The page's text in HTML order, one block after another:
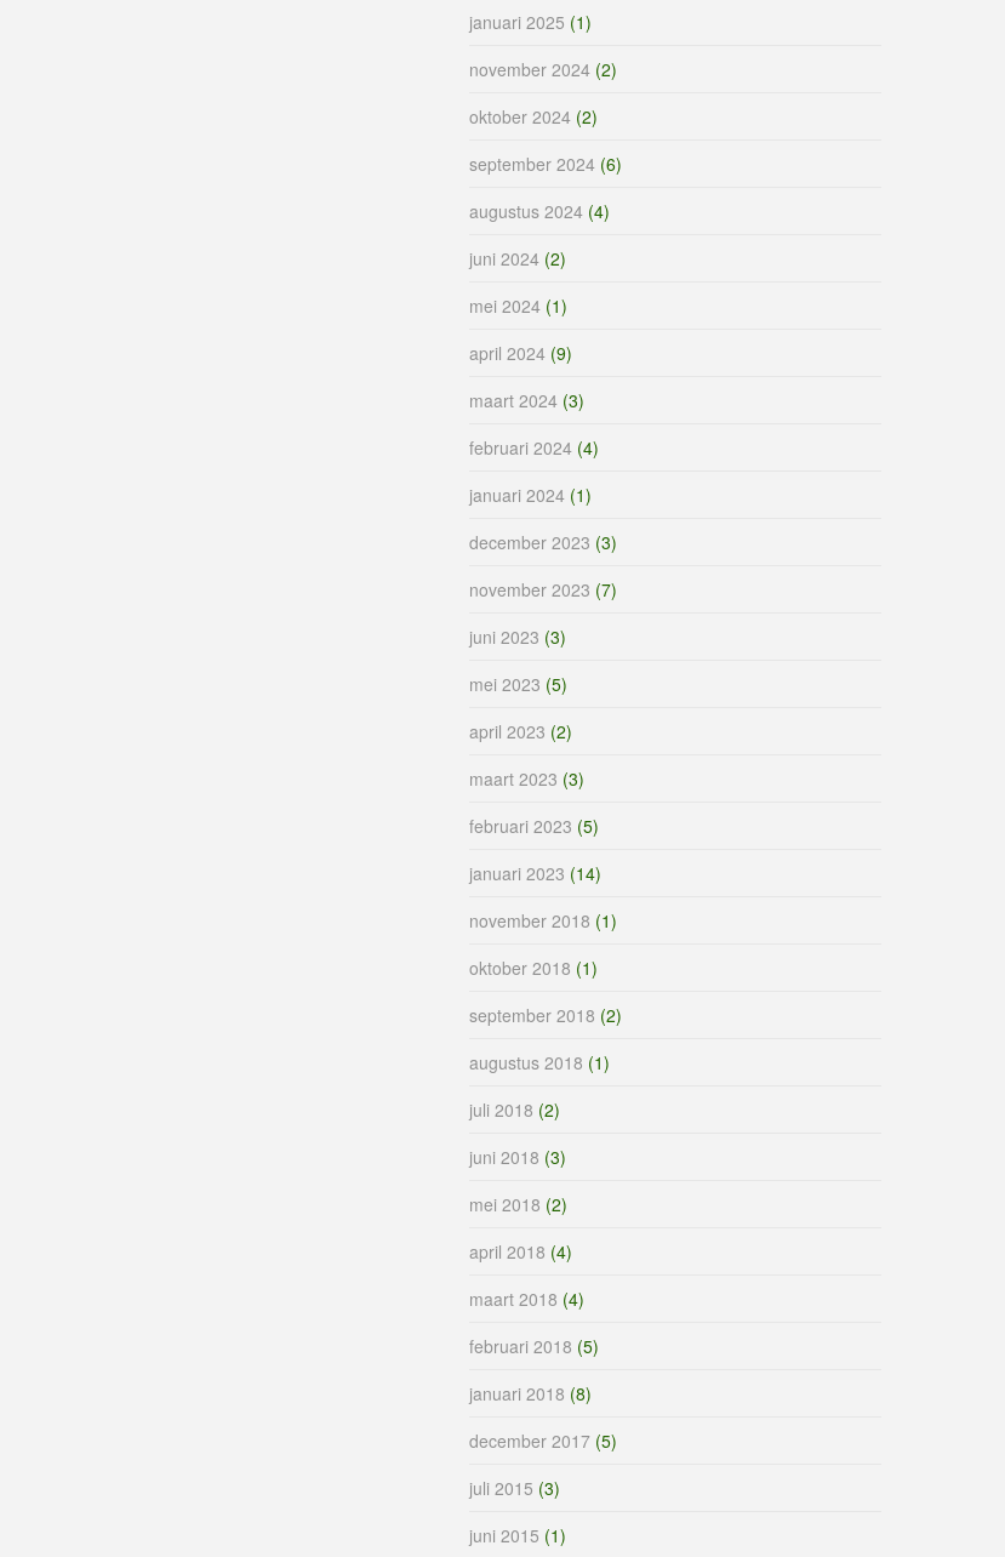
januari 2025 (1)
november 2024 (2)
oktober 2024 (2)
september 2024 (6)
augustus 2024 (4)
juni 2024 (2)
mei 2024 (1)
april 2024 (9)
maart 2024 (3)
februari 2024 (4)
januari 2024 (1)
december 2023 (3)
november 2023 (7)
juni 2023 (3)
mei 2023 (5)
april 2023 (2)
maart 2023 (3)
februari 2023 (5)
januari 2023 (14)
november 2018 (1)
oktober 2018 (1)
september 2018 (2)
augustus 2018 (1)
juli 2018 (2)
juni 2018 (3)
mei 2018 (2)
april 2018 (4)
maart 2018 (4)
februari 2018 (5)
januari 2018 (8)
december 2017 (5)
juli 2015 (3)
juni 2015 (1)